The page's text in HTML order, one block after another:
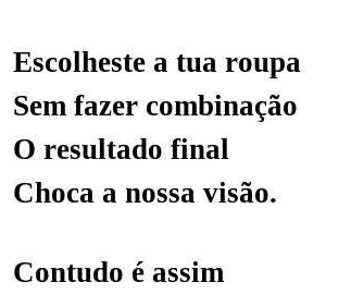
Escolheste a tua roupa
Sem fazer combinação
O resultado final
Choca a nossa visão.
Contudo é assim